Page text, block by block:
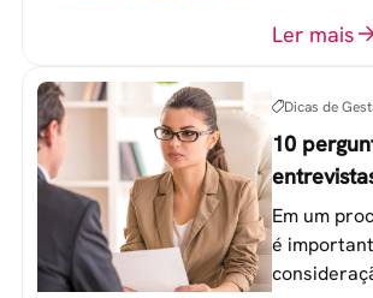
o
Ler mais
Dicas de
10
que
devem
Em um
é